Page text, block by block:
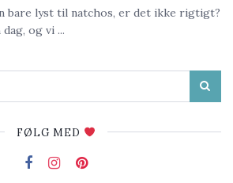
bare lyst til natchos, er det ikke rigtigt?
og vi ...
FØLG MED